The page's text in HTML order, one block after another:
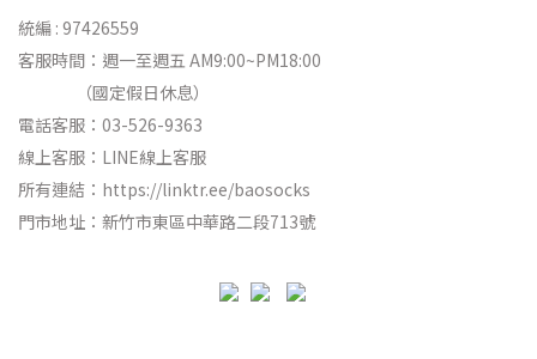
統編 : 97426559
客服時間：週一至週五 AM9:00~PM18:00
（國定假日休息）
電話客服：03-526-9363
線上客服： LINE線上客服
所有連結： https://linktr.ee/baosocks
門市地址：新竹市東區中華路二段713號